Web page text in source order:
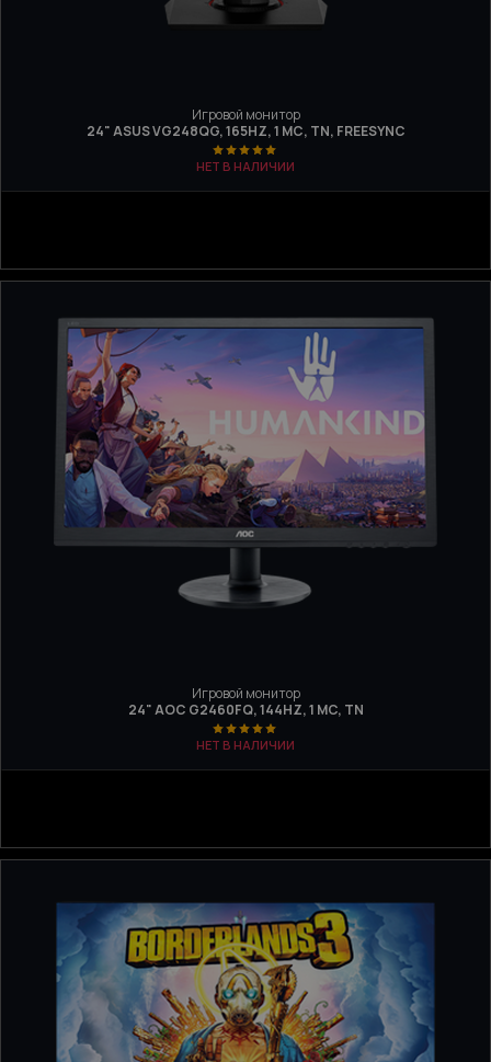
Игровой монитор
24" ASUS VG248QG, 165HZ, 1 МС, TN, FREESYNC
НЕТ В НАЛИЧИИ
Игровой монитор
24" AOC G2460FQ, 144HZ, 1 МC, TN
НЕТ В НАЛИЧИИ